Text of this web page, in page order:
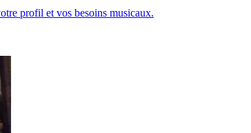
profil et vos besoins musicaux.